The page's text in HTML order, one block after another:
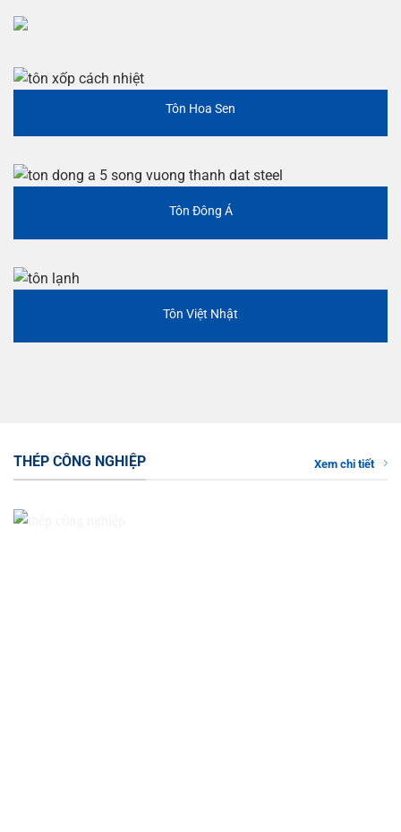
Tôn Hoa Sen
Tôn Đông Á
Tôn Việt Nhật
THÉP CÔNG NGHIỆP Xem chi tiết